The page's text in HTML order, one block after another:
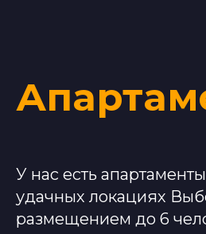
У нас есть
удачных локациях
размещением до 6